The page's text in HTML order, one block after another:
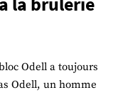
Odell a toujours
Odell, un homme